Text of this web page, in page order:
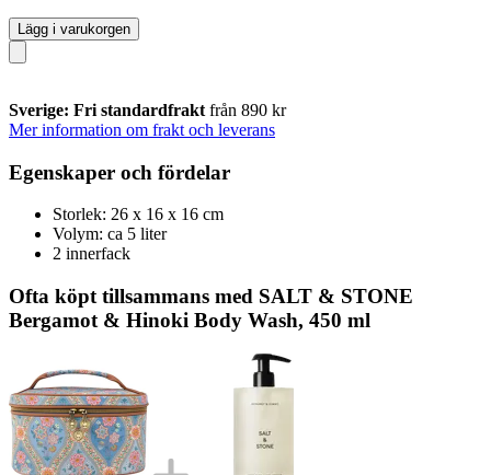
Lägg i varukorgen
Sverige: Fri standardfrakt från 890 kr
Mer information om frakt och leverans
Egenskaper och fördelar
Storlek: 26 x 16 x 16 cm
Volym: ca 5 liter
2 innerfack
Ofta köpt tillsammans med SALT & STONE
Bergamot & Hinoki Body Wash, 450 ml